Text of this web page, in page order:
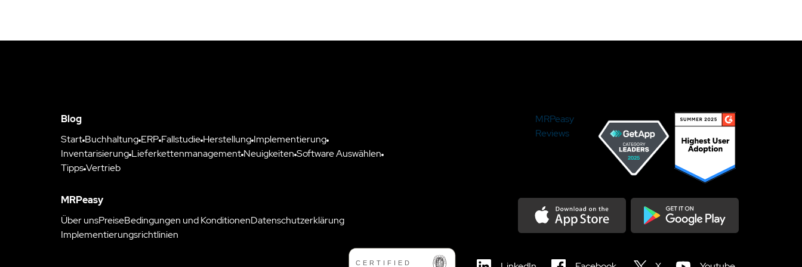
Blog
Start Buchhaltung ERP Fallstudie Herstellung Implementierung
Inventarisierung Lieferkettenmanagement Neuigkeiten Software Auswählen
TippsVertrieb
MRPeasy
Über unsPreiseBedingungen und KonditionenDatenschutzerklärung
Implementierungsrichtlinien
MRPeasy
Reviews